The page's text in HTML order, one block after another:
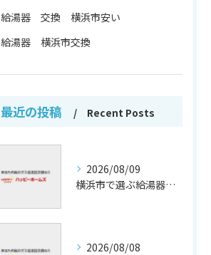
給湯器 交換 横浜市安い
給湯器 横浜市交換
最近の投稿 Recent Posts
2026/08/09
横浜市で選ぶ給湯器交換の信頼保証
2026/08/08